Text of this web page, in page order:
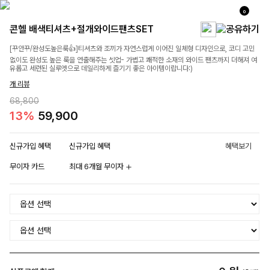
0
콘헬 배색티셔츠+절개와이드팬츠SET
[꾸안꾸/완성도높은룩👍]티셔츠와 조끼가 자연스럽게 이어진 일체형 디자인으로, 코디 고민
없이도 완성도 높은 룩을 연출해주는 셋업- 가볍고 쾌적한 소재의 와이드 팬츠까지 더해져 여
유롭고 세련된 실루엣으로 데일리하게 즐기기 좋은 아이템이랍니다:)
개 리뷰
68,800
13% 59,900
신규가입 혜택 신규가입 혜택 혜택보기
무이자 카드 최대 6개월 무이자